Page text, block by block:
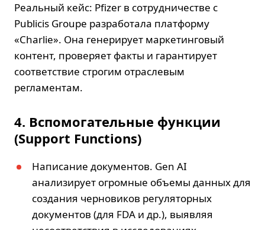
Реальный кейс: Pfizer в сотрудничестве с
Publicis Groupe разработала платформу
«Charlie». Она генерирует маркетинговый
контент, проверяет факты и гарантирует
соответствие строгим отраслевым
регламентам.
4. Вспомогательные функции
(Support Functions)
Написание документов. Gen AI
анализирует огромные объемы данных для
создания черновиков регуляторных
документов (для FDA и др.), выявляя